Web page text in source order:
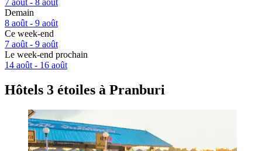
7 août - 8 août
Demain
8 août - 9 août
Ce week-end
7 août - 9 août
Le week-end prochain
14 août - 16 août
Hôtels 3 étoiles à Pranburi